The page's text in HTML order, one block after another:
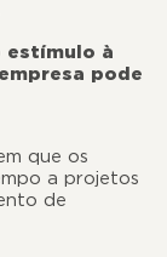
estímulo à
pode
que os
a projetos
de